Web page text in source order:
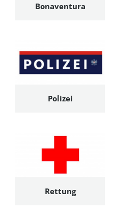
Bonaventura
Polizei
Rettung